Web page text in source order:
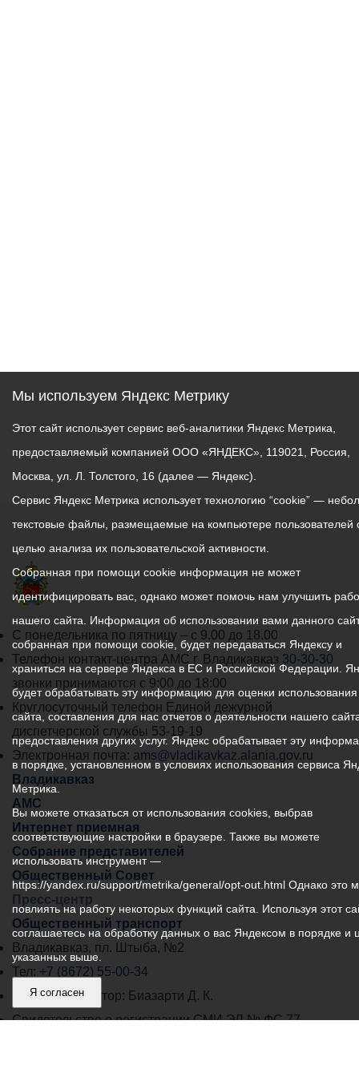
График
работы
администрации
местного
самоуправления
города
Владикавказ:
С понедельника по пятницу – с 9.00 до 18.00
Телефон контакт-центра АМС г. Владикавказ 30-30-30
звонки принимаются с 9:00 до 18:00
Круглосуточный телефон Единой дежурной
диспетчерской службы 53-19-19
Электронная почта: ams@vladikavkaz.alania.gov.ru
Владикавказ
АМС
Интернет приемная
Собрание представителей
Общественный Совет
Пресс-центр
Общественный транспорт
Владикавказ, пл. Штыба, №2
Тел: +7 (8672) 55-00-34
Главный редактор: Биазарти Д. К.
Свидетельство о регистрации СМИ ЭЛ № ФС 77 –
Мы используем Яндекс Метрику
Этот сайт использует сервис веб-аналитики Яндекс Метрика,
предоставляемый компанией ООО «ЯНДЕКС», 119021, Россия,
Москва, ул. Л. Толстого, 16 (далее — Яндекс).
Сервис Яндекс Метрика использует технологию “cookie” —
текстовые файлы, размещаемые на компьютере пользователей
целью анализа их пользовательской активности.
Собранная при помощи cookie информация не может
идентифицировать вас, однако может помочь нам улучшить
нашего сайта. Информация об использовании вами данного
собранная при помощи cookie, будет передаваться Яндексу и
храниться на сервере Яндекса в ЕС и Российской Федерации.
будет обрабатывать эту информацию для оценки
сайта, составления для нас отчетов о деятельности нашего
предоставления других услуг. Яндекс обрабатывает эту
в порядке, установленном в условиях использования сервиса
Метрика.
Вы можете отказаться от использования cookies, выбрав
соответствующие настройки в браузере. Также вы можете
использовать инструмент —
https://yandex.ru/support/metrika/general/opt-out.html Однако это
повлиять на работу некоторых функций сайта. Используя этот
соглашаетесь на обработку данных о вас Яндексом в порядке и
указанных выше.
Я согласен